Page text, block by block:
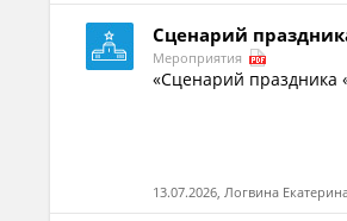
Сценарий
Мероприятия
«Сценарий праздника
13.07.2026, Логвина